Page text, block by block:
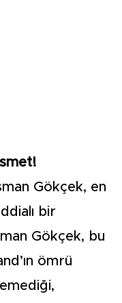
Gökçek, en
bir
Gökçek, bu
ömrü